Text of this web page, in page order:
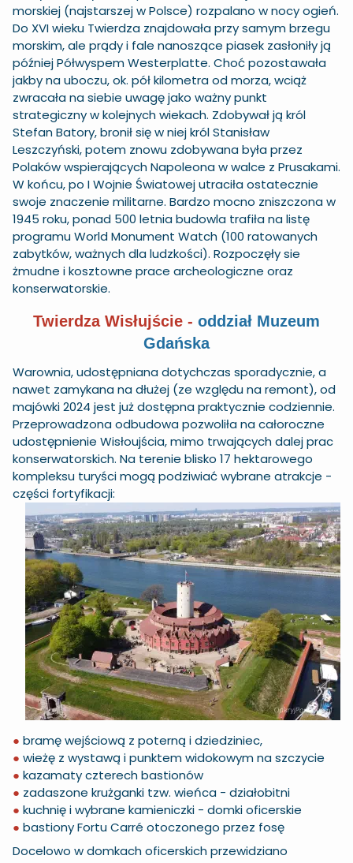
morskiej (najstarszej w Polsce) rozpalano w nocy ogień.
Do XVI wieku Twierdza znajdowała przy samym brzegu
morskim, ale prądy i fale nanoszące piasek zasłoniły ją
później Półwyspem Westerplatte. Choć pozostawała
jakby na uboczu, ok. pół kilometra od morza, wciąż
zwracała na siebie uwagę jako ważny punkt
strategiczny w kolejnych wiekach. Zdobywał ją król
Stefan Batory, bronił się w niej król Stanisław
Leszczyński, potem znowu zdobywana była przez
Polaków wspierających Napoleona w walce z Prusakami.
W końcu, po I Wojnie Światowej utraciła ostatecznie
swoje znaczenie militarne. Bardzo mocno zniszczona w
1945 roku, ponad 500 letnia budowla trafiła na listę
programu World Monument Watch (100 ratowanych
zabytków, ważnych dla ludzkości). Rozpoczęły sie
żmudne i kosztowne prace archeologiczne oraz
konserwatorskie.
Twierdza Wisłujście - oddział Muzeum
Gdańska
Warownia, udostępniana dotychczas sporadycznie, a
nawet zamykana na dłużej (ze względu na remont), od
majówki 2024 jest już dostępna praktycznie codziennie.
Przeprowadzona odbudowa pozwoliła na całoroczne
udostępnienie Wisłoujścia, mimo trwających dalej prac
konserwatorskich. Na terenie blisko 17 hektarowego
kompleksu turyści mogą podziwiać wybrane atrakcje -
części fortyfikacji:
● bramę wejściową z poterną i dziedziniec,
● wieżę z wystawą i punktem widokowym na szczycie
● kazamaty czterech bastionów
● zadaszone krużganki tzw. wieńca - działobitni
● kuchnię i wybrane kamieniczki - domki oficerskie
● bastiony Fortu Carré otoczonego przez fosę
Docelowo w domkach oficerskich przewidziano